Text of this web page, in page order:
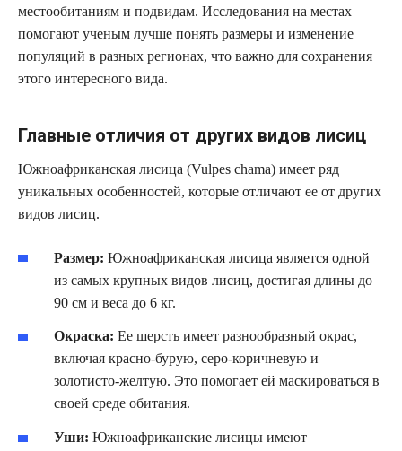
местообитаниям и подвидам. Исследования на местах
помогают ученым лучше понять размеры и изменение
популяций в разных регионах, что важно для сохранения
этого интересного вида.
Главные отличия от других видов лисиц
Южноафриканская лисица (Vulpes chama) имеет ряд
уникальных особенностей, которые отличают ее от других
видов лисиц.
Размер: Южноафриканская лисица является одной
из самых крупных видов лисиц, достигая длины до
90 см и веса до 6 кг.
Окраска: Ее шерсть имеет разнообразный окрас,
включая красно-бурую, серо-коричневую и
золотисто-желтую. Это помогает ей маскироваться в
своей среде обитания.
Уши: Южноафриканские лисицы имеют